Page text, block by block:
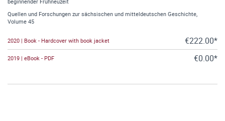
Quellen und Forschungen zur sächsischen und mitteldeutschen Geschichte,
Volume 45
2020 | Book - Hardcover with book jacket €222.00*
2019 | eBook - PDF €0.00*